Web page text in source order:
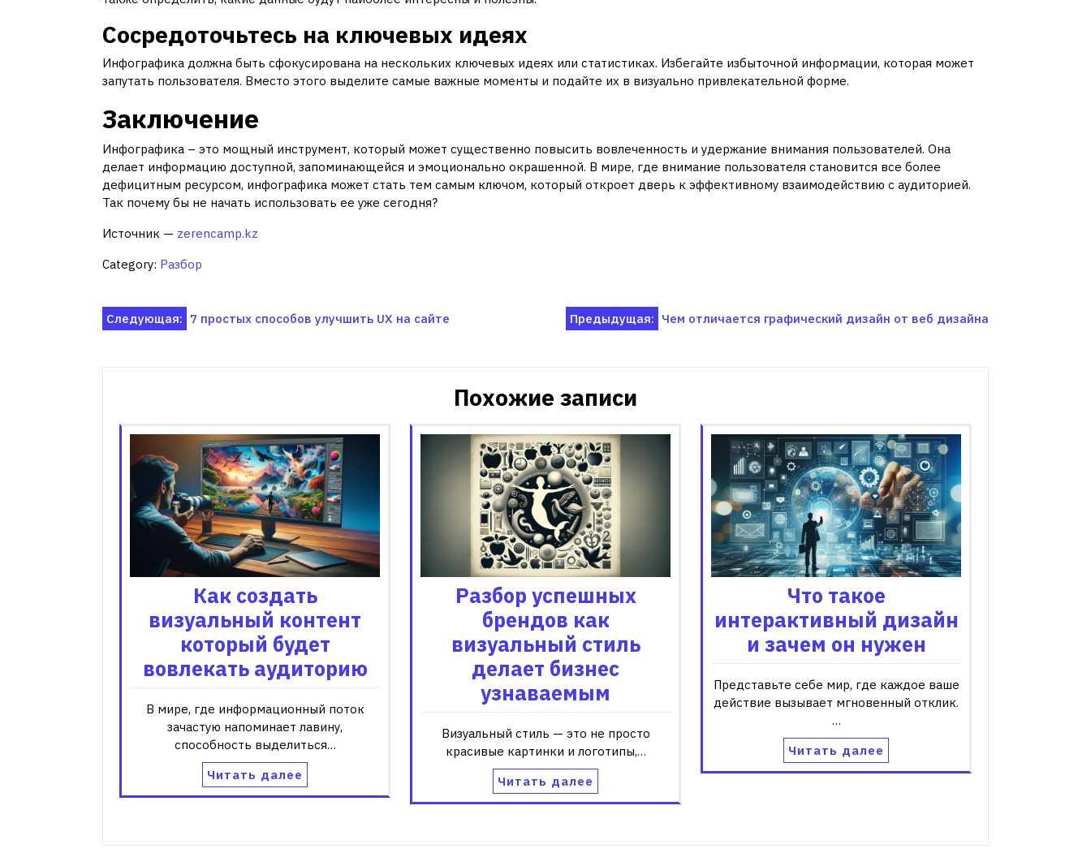
Сосредоточьтесь на ключевых идеях
Инфографика должна быть сфокусирована на нескольких ключевых идеях или статистиках. Избегайте избыточной информации, которая может
запутать пользователя. Вместо этого выделите самые важные моменты и подайте их в визуально привлекательной форме.
Заключение
Инфографика – это мощный инструмент, который может существенно повысить вовлеченность и удержание внимания пользователей. Она
делает информацию доступной, запоминающейся и эмоционально окрашенной. В мире, где внимание пользователя становится все более
дефицитным ресурсом, инфографика может стать тем самым ключом, который откроет дверь к эффективному взаимодействию с аудиторией.
Так почему бы не начать использовать ее уже сегодня?
Источник — zerencamp.kz
Category: Разбор
Навигация
Предыдущая: Чем отличается графический дизайн от веб дизайна
Следующая: 7 простых способов улучшить UX на сайте
Похожие записи
Как создать
визуальный контент
который будет
вовлекать аудиторию
В мире, где информационный поток
зачастую напоминает лавину,
способность выделиться…
Читать далее
Разбор успешных
брендов как
визуальный стиль
делает бизнес
узнаваемым
Визуальный стиль — это не просто
красивые картинки и логотипы,…
Читать далее
Что такое
интерактивный дизайн
и зачем он нужен
Представьте себе мир, где каждое ваше
действие вызывает мгновенный отклик.
…
Читать далее